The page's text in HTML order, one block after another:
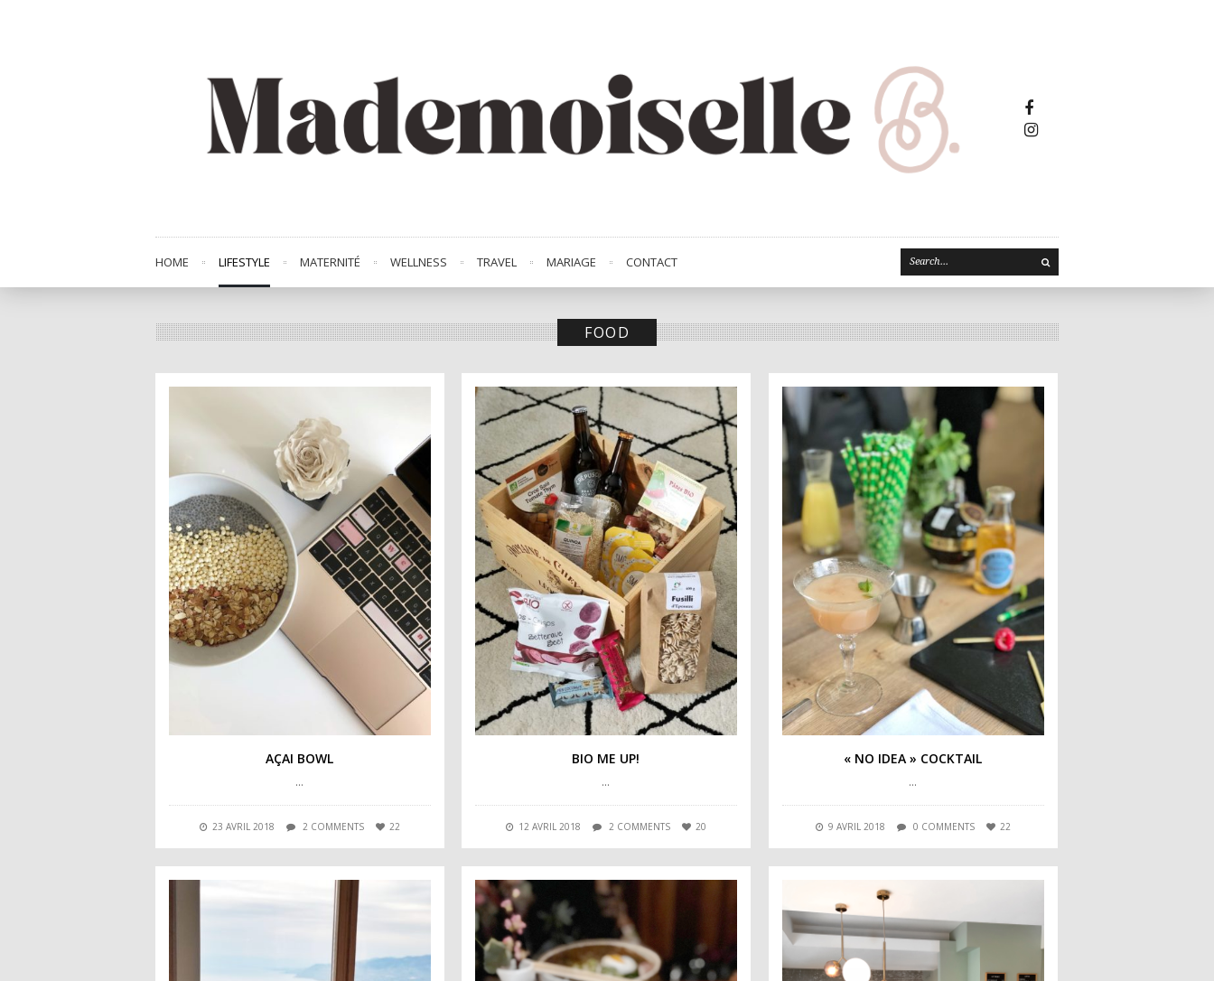
Facebook2
Instagram
HOME LIFESTYLE MATERNITÉ WELLNESS TRAVEL MARIAGE CONTACT
FOOD
AÇAI BOWL
…
23 AVRIL 2018 2 COMMENTS 22
BIO ME UP!
…
12 AVRIL 2018 2 COMMENTS 20
« NO IDEA » COCKTAIL
…
9 AVRIL 2018 0 COMMENTS 22